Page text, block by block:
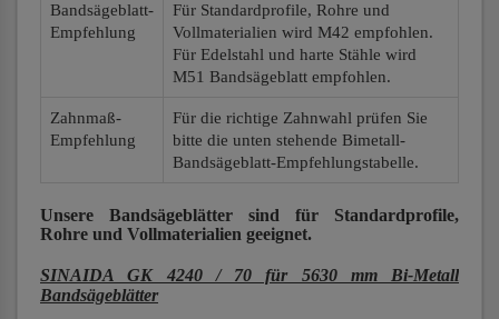
Bandsägeblatt-
Empfehlung
Für Standardprofile, Rohre und
Vollmaterialien wird M42 empfohlen.
Für Edelstahl und harte Stähle wird
M51 Bandsägeblatt empfohlen.
Zahnmaß-
Empfehlung
Für die richtige Zahnwahl prüfen Sie
bitte die unten stehende Bimetall-
Bandsägeblatt-Empfehlungstabelle.
Unsere Bandsägeblätter sind für Standardprofile,
Rohre und Vollmaterialien geeignet.
SINAIDA GK 4240 / 70 für 5630 mm Bi-Metall
Bandsägeblätter